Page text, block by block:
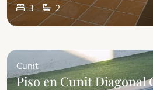
3 2
Cunit
Piso en Cunit Diagonal